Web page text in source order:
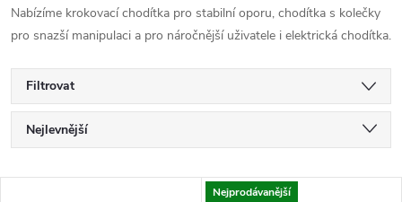
Nabízíme krokovací chodítka pro stabilní oporu, chodítka s kolečky
pro snazší manipulaci a pro náročnější uživatele i elektrická chodítka.
Filtrovat
Ř
a
Nejlevnější
Nejprodávanější